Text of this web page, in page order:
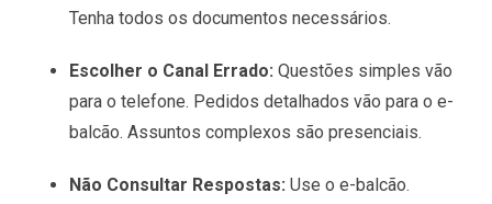
Tenha todos os documentos necessários.
Escolher o Canal Errado: Questões simples vão
para o telefone. Pedidos detalhados vão para o e-
balcão. Assuntos complexos são presenciais.
Não Consultar Respostas: Use o e-balcão.